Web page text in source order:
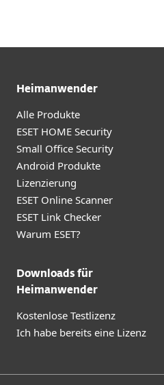
Heimanwender
Alle Produkte
ESET HOME Security
Small Office Security
Android Produkte
Lizenzierung
ESET Online Scanner
ESET Link Checker
Warum ESET?
Downloads für
Heimanwender
Kostenlose Testlizenz
Ich habe bereits eine Lizenz